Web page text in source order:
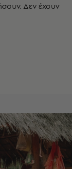
Δεν έχουν